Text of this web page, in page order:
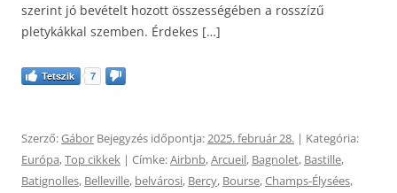
szerint jó bevételt hozott összességében a rosszízű
pletykákkal szemben. Érdekes […]
Tetszik 7
Szerző:Gábor Bejegyzés időpontja:2025. február 28. | Kategória:
Európa,Top cikkek | Címke:Airbnb,Arcueil, Bagnolet, Bastille,
Batignolles, Belleville, belvárosi, Bercy, Bourse,Champs-Élysées,